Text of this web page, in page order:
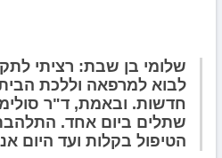
שלומי בן שבת: רציתי
לבוא למרפאה וללכת
חדשות. ובאמת, ד"ר
שתלים ביום אחד.
הטיפול בקלות ועד היום